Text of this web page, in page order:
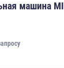
машина